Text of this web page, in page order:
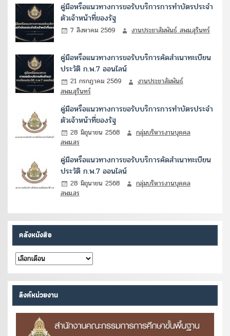
คู่มือหรือแนวทางการขอรับบริการการทำบัตรประจำ
ตัวเจ้าหน้าที่ของรัฐ
7 สิงหาคม 2569 งานประชาสัมพันธ์ สพม.สุรินทร์
คู่มือหรือแนวทางการขอรับบริการคัดสำเนาทะเบียน
ประวัติ ก.พ.7 ออนไลน์
21 กรกฎาคม 2569
งานประชาสัมพันธ์
สพม.สุรินทร์
คู่มือหรือแนวทางการขอรับบริการการทำบัตรประจำ
ตัวเจ้าหน้าที่ของรัฐ
28 มิถุนายน 2568
กลุ่มบริหารงานบุคคล
สพม.สร
คู่มือหรือแนวทางการขอรับบริการคัดสำเนาทะเบียน
ประวัติ ก.พ.7 ออนไลน์
28 มิถุนายน 2568
กลุ่มบริหารงานบุคคล
สพม.สร
คลังหนังสือ
คลัง
หนังสือ
ลิงค์หน่วยงาน